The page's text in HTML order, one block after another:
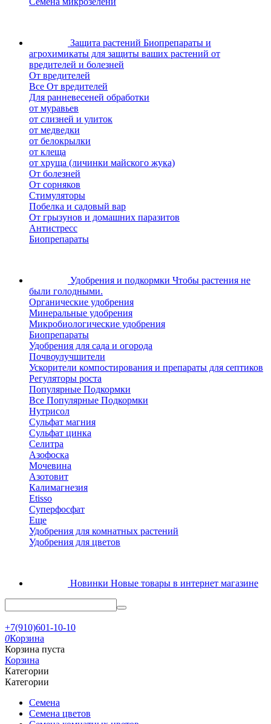
Защита растений Биопрепараты и
агрохимикаты для защиты ваших растений от
вредителей и болезней
От вредителей
Все От вредителей
Для ранневесеней обработки
от муравьев
от слизней и улиток
от медведки
от белокрылки
от клеща
от хруща (личинки майского жука)
От болезней
От сорняков
Стимуляторы
Побелка и садовый вар
От грызунов и домашних паразитов
Антистресс
Биопрепараты
Удобрения и подкормки Чтобы растения не
были голодными.
Органические удобрения
Минеральные удобрения
Микробиологические удобрения
Биопрепараты
Удобрения для сада и огорода
Почвоулучшители
Ускорители компостирования и препараты для септиков
Регуляторы роста
Популярные Подкормки
Все Популярные Подкормки
Нутрисол
Сульфат магния
Сульфат цинка
Селитра
Азофоска
Мочевина
Азотовит
Калимагнезия
Etisso
Суперфосфат
Еще
Удобрения для комнатных растений
Удобрения для цветов
Новинки Новые товары в интернет магазине
+7(910)601-10-10
0Корзина
Корзина пуста
Корзина
Категории
Категории
Семена
Семена цветов